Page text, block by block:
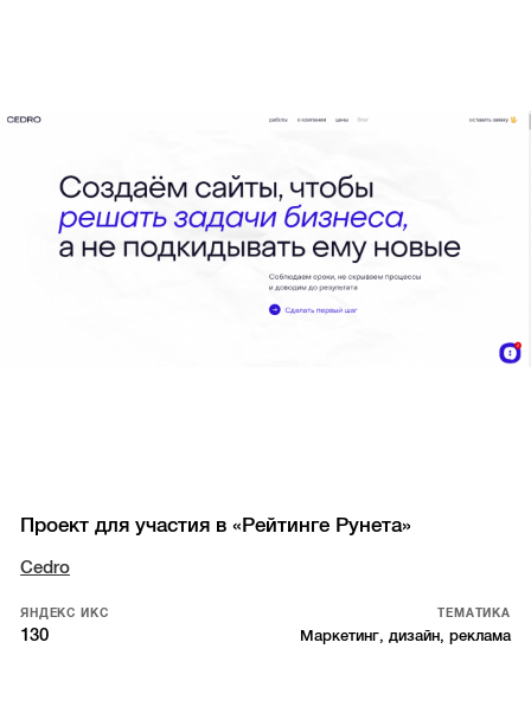
Проект для участия в «Рейтинге Рунета»
Cedro
ЯНДЕКС ИКС
130
ТЕМАТИКА
Маркетинг, дизайн, реклама